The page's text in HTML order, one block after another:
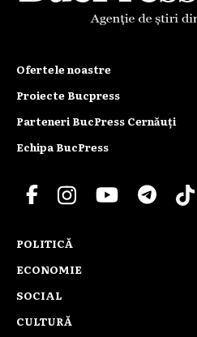
Ofertele noastre
Proiecte Bucpress
Parteneri BucPress Cernăuți
Echipa BucPress
POLITICĂ
ECONOMIE
SOCIAL
CULTURĂ